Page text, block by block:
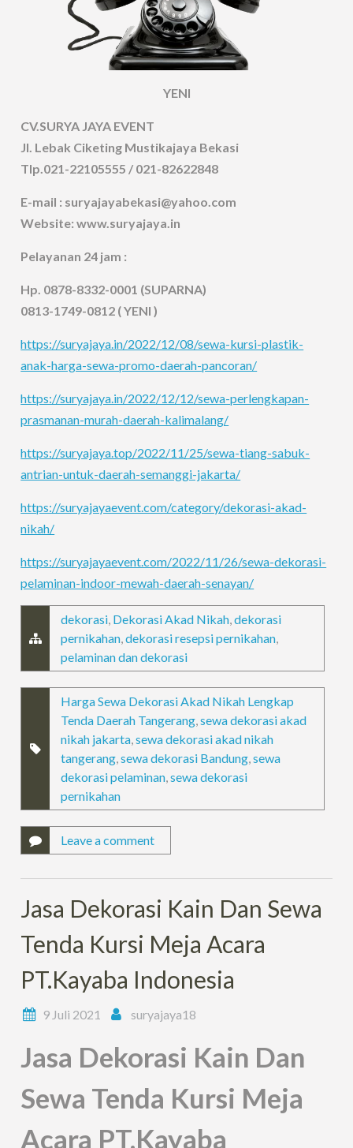
YENI
CV.SURYA JAYA EVENT
Jl. Lebak Ciketing Mustikajaya Bekasi
Tlp.021-22105555 / 021-82622848
E-mail : suryajayabekasi@yahoo.com
Website: www.suryajaya.in
Pelayanan 24 jam :
Hp. 0878-8332-0001 (SUPARNA)
0813-1749-0812 ( YENI )
https://suryajaya.in/2022/12/08/sewa-kursi-plastik-
anak-harga-sewa-promo-daerah-pancoran/
https://suryajaya.in/2022/12/12/sewa-perlengkapan-
prasmanan-murah-daerah-kalimalang/
https://suryajaya.top/2022/11/25/sewa-tiang-sabuk-
antrian-untuk-daerah-semanggi-jakarta/
https://suryajayaevent.com/category/dekorasi-akad-
nikah/
https://suryajayaevent.com/2022/11/26/sewa-dekorasi-
pelaminan-indoor-mewah-daerah-senayan/
dekorasi, Dekorasi Akad Nikah,dekorasi
pernikahan,dekorasi resepsi pernikahan,
pelaminan dan dekorasi
Harga Sewa Dekorasi Akad Nikah Lengkap
Tenda Daerah Tangerang,sewa dekorasi akad
nikah jakarta,sewa dekorasi akad nikah
tangerang,sewa dekorasi Bandung,sewa
dekorasi pelaminan,sewa dekorasi
pernikahan
Leave a comment
Jasa Dekorasi Kain Dan Sewa
Tenda Kursi Meja Acara
PT.Kayaba Indonesia
9 Juli 2021 suryajaya18
Jasa Dekorasi Kain Dan
Sewa Tenda Kursi Meja
Acara PT.Kayaba